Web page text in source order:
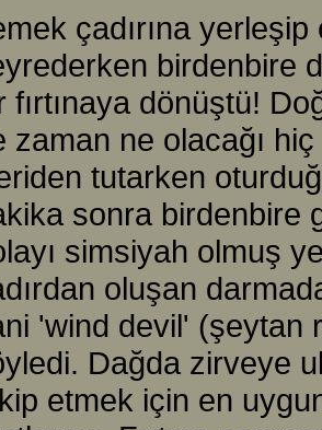
çadırına yerleşip
birdenbire
fırtınaya dönüştü!
zaman ne olacağı
tutarken
sonra birdenbire
simsiyah olmuş
oluşan
'wind devil' (şeytan
Dağda zirveye
etmek için en